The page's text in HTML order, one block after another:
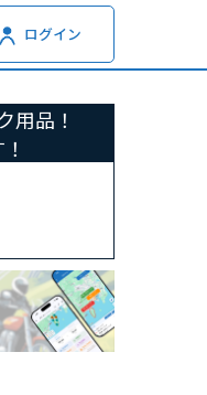
ログイン
用品！